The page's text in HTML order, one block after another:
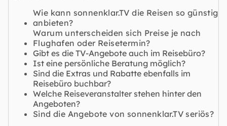
Wie kann sonnenklar.TV die Reisen so günstig
anbieten?
Warum unterscheiden sich Preise je nach
Flughafen oder Reisetermin?
Gibt es die TV-Angebote auch im Reisebüro?
Ist eine persönliche Beratung möglich?
Sind die Extras und Rabatte ebenfalls im
Reisebüro buchbar?
Welche Reiseveranstalter stehen hinter den
Angeboten?
Sind die Angebote von sonnenklar.TV seriös?